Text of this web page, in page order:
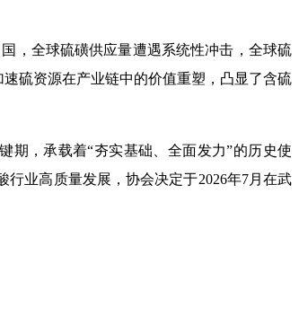
，全球硫磺供应量遭遇系统性冲击，全球硫
硫资源在产业链中的价值重塑，凸显了含硫
期，承载着“夯实基础、全面发力”的历史使
行业高质量发展，协会决定于2026年7月在武